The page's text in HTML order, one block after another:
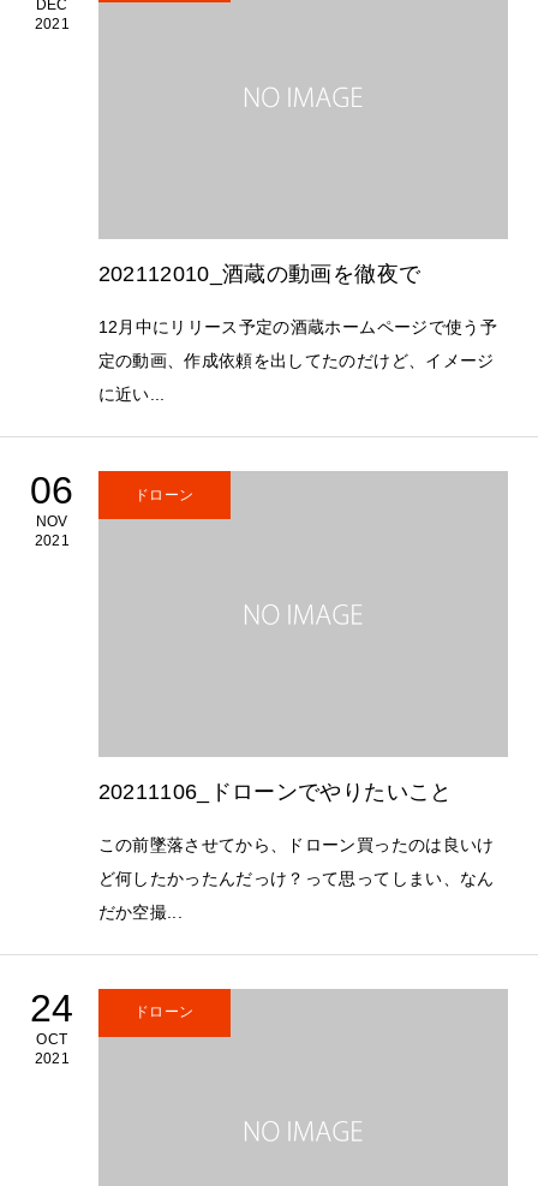
DEC
2021
202112010_酒蔵の動画を徹夜で
12月中にリリース予定の酒蔵ホームページで使う予
定の動画、作成依頼を出してたのだけど、イメージ
に近い...
06
NOV
2021
ドローン
20211106_ドローンでやりたいこと
この前墜落させてから、ドローン買ったのは良いけ
ど何したかったんだっけ？って思ってしまい、なん
だか空撮...
24
OCT
2021
ドローン